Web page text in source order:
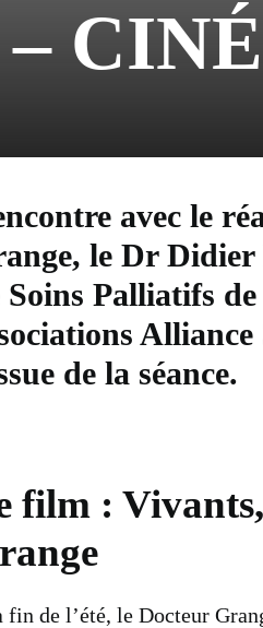
–
avec le
le Dr Didier
Soins Palliatifs
de la séance.
film :
fin de l’été, le Docteur